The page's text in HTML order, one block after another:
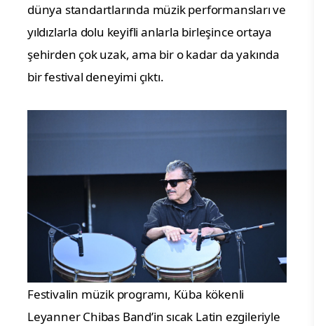
dünya standartlarında müzik performansları ve
yıldızlarla dolu keyifli anlarla birleşince ortaya
şehirden çok uzak, ama bir o kadar da yakında
bir festival deneyimi çıktı.
Festivalin müzik programı, Küba kökenli
Leyanner Chibas Band’in sıcak Latin ezgileriyle